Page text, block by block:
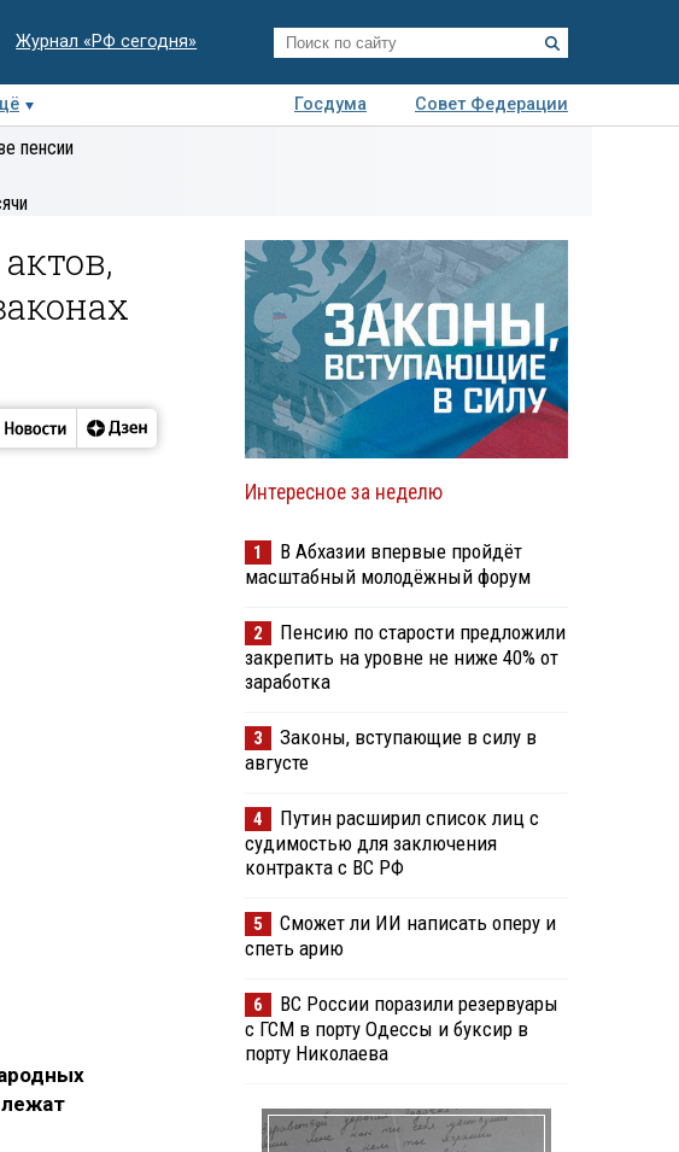
Журнал «РФ сегодня»
Госдума
Совет Федерации
Деловая
пенсии
Интересное за неделю
1
В Абхазии впервые пройдёт
масштабный молодёжный форум
2
Пенсию по старости предложили
закрепить на уровне не ниже 40% от
заработка
3
Законы, вступающие в силу в
августе
4
Путин расширил список лиц с
судимостью для заключения
контракта с ВС РФ
5
Сможет ли ИИ написать оперу и
спеть арию
6
ВС России поразили резервуары
с ГСМ в порту Одессы и буксир в
порту Николаева